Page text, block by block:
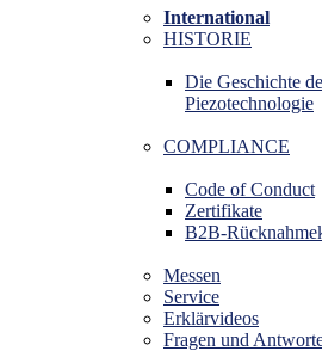
International
HISTORIE
Die Geschichte
Piezotechnologie
COMPLIANCE
Code of Conduct
Zertifikate
B2B-
Messen
Service
Erklärvideos
Fragen und